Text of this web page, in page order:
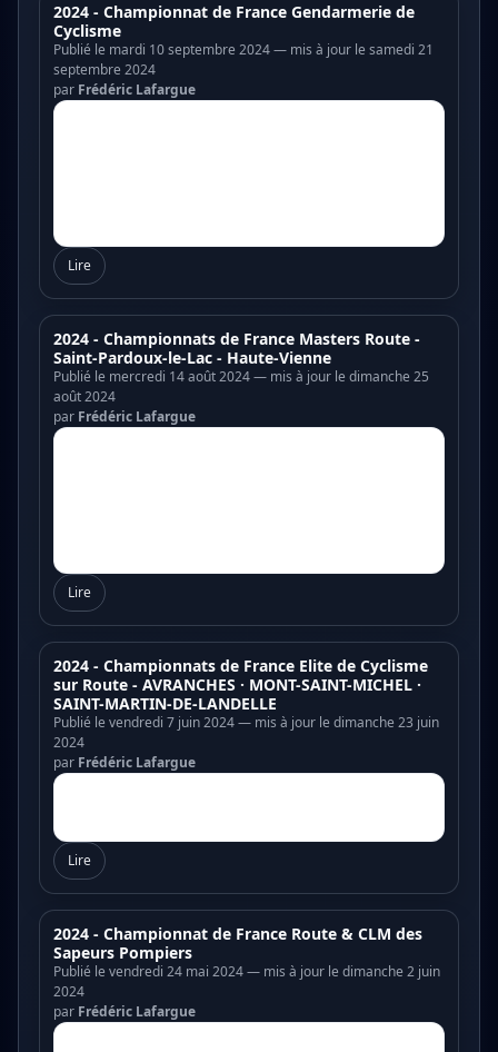
2024 - Championnat de France Gendarmerie de
Cyclisme
Publié le mardi 10 septembre 2024 — mis à jour le samedi 21
septembre 2024
par Frédéric Lafargue
Lire
2024 - Championnats de France Masters Route -
Saint-Pardoux-le-Lac - Haute-Vienne
Publié le mercredi 14 août 2024 — mis à jour le dimanche 25
août 2024
par Frédéric Lafargue
Lire
2024 - Championnats de France Elite de Cyclisme
sur Route - AVRANCHES · MONT-SAINT-MICHEL ·
SAINT-MARTIN-DE-LANDELLE
Publié le vendredi 7 juin 2024 — mis à jour le dimanche 23 juin
2024
par Frédéric Lafargue
Lire
2024 - Championnat de France Route & CLM des
Sapeurs Pompiers
Publié le vendredi 24 mai 2024 — mis à jour le dimanche 2 juin
2024
par Frédéric Lafargue